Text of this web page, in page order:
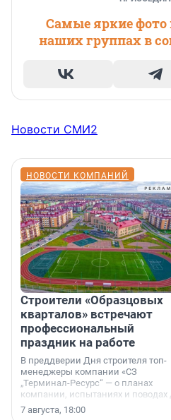
Самые яркие фото
наших группах в
Новости СМИ2
НОВОСТИ КОМПАНИЙ
Строители «Образцовых
кварталов» встречают
профессиональный
праздник на работе
В преддверии Дня строителя топ-
менеджеры компании «СЗ
„Терминал-Ресурс“ — о планах
компании, испытаниях и поводах
осторожного оптимизма.
7 августа, 18:00